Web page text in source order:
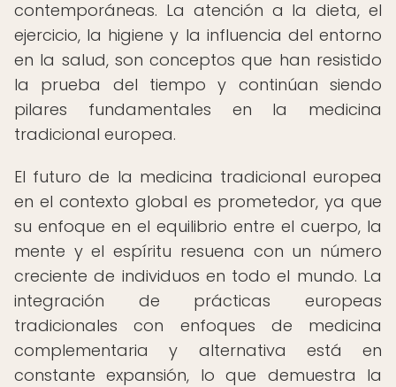
contemporáneas. La atención a la dieta, el
ejercicio, la higiene y la influencia del entorno
en la salud, son conceptos que han resistido
la prueba del tiempo y continúan siendo
pilares fundamentales en la medicina
tradicional europea.
El futuro de la medicina tradicional europea
en el contexto global es prometedor, ya que
su enfoque en el equilibrio entre el cuerpo, la
mente y el espíritu resuena con un número
creciente de individuos en todo el mundo. La
integración de prácticas europeas
tradicionales con enfoques de medicina
complementaria y alternativa está en
constante expansión, lo que demuestra la